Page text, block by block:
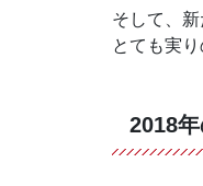
そして、
とても実
2018